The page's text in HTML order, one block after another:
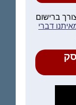
ברישום
דברי